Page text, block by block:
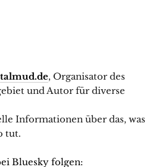
talmud.de, Organisator des
und Autor für diverse
Informationen über das, was
tut.
Bluesky folgen: